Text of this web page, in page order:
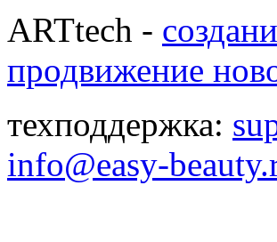
ARTtech -
продвижение
техподдержка:
info@easy-